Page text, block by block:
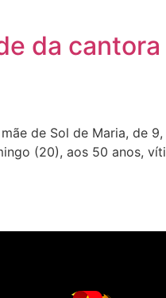
da
de Sol de Maria, de
(20), aos 50 anos,